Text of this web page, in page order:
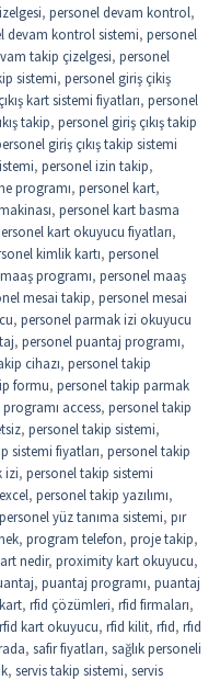
, personel devam kontrol,
devam kontrol sistemi, personel
takip çizelgesi, personel
sistemi, personel giriş çikiş
kart sistemi fiyatları, personel
takip, personel giriş çıkış takip
giriş çıkış takip sistemi
, personel izin takip,
programı, personel kart,
, personel kart basma
kart okuyucu fiyatları,
kimlik kartı, personel
programı, personel maaş
mesai takip, personel mesai
, personel parmak izi okuyucu
, personel puantaj programı,
cihazı, personel takip
formu, personel takip parmak
access, personel takip
, personel takip sistemi,
sistemi fiyatları, personel takip
izi, personel takip sistemi
, personel takip yazılımı,
personel yüz tanıma sistemi, pır
, program telefon, proje takip,
nedir, proximity kart okuyucu,
, puantaj programı, puantaj
, rfid çözümleri, rfid firmaları,
rfid kart okuyucu, rfid kilit, rfıd, rfıd
, safir fiyatları, sağlık personeli
, servis takip sistemi, servis